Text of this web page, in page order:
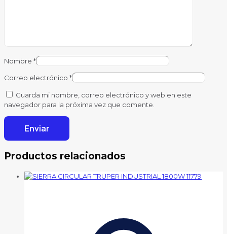
Nombre *
Correo electrónico *
Guarda mi nombre, correo electrónico y web en este
navegador para la próxima vez que comente.
Productos relacionados